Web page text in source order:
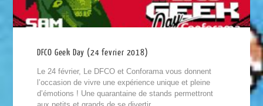
DFCO Geek Day (24 fevrier 2018)
Le 24 février, Le DFCO et Conforama vous donnent
l’occasion de vivre une expérience unique et pleine
d’émotions ! Une quarantaine de stands permettront
aux petits et grands de se divertir...